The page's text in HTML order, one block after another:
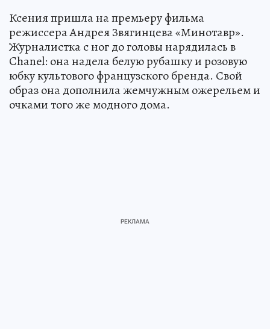
Ксения пришла на премьеру фильма
режиссера Андрея Звягинцева «Минотавр».
Журналистка с ног до головы нарядилась в
Chanel: она надела белую рубашку и розовую
юбку культового французского бренда. Свой
образ она дополнила жемчужным ожерельем и
очками того же модного дома.